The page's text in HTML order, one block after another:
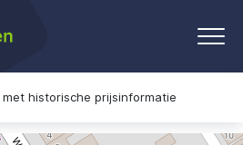
historische prijsinformatie